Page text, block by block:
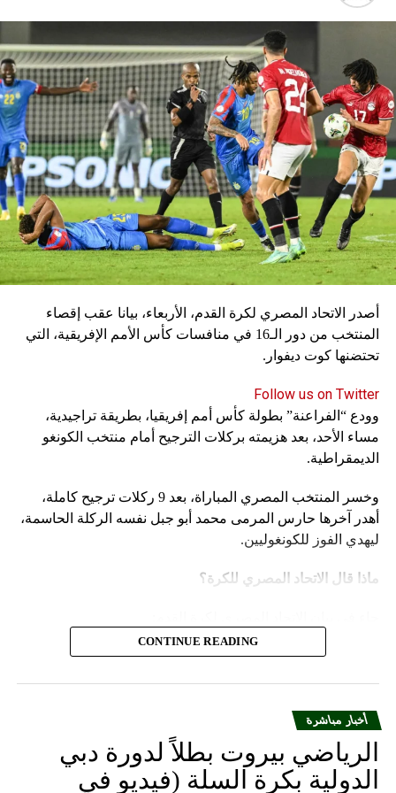
ويواجه توخيل مزيدا من المخاوف بشأن الاختيارات، في حين
يتعافى الظهير الأيسر ألفونسو ديفيز من الإصابة، ويغيب
المهاجمان كينغسلي كومان وسيرج غنابري للإصابة أيضا.
سكاي نيوز
أصدر الاتحاد المصري لكرة القدم، الأربعاء، بيانا عقب إقصاء
المنتخب من دور الـ16 في منافسات كأس الأمم الإفريقية، التي
تحتضنها كوت ديفوار.
Follow us on Twitter
وودع “الفراعنة” بطولة كأس أمم إفريقيا، بطريقة تراجيدية،
مساء الأحد، بعد هزيمته بركلات الترجيح أمام منتخب الكونغو
الديمقراطية.
وخسر المنتخب المصري المباراة، بعد 9 ركلات ترجيح كاملة،
أهدر آخرها حارس المرمى محمد أبو جبل نفسه الركلة الحاسمة،
ليهدي الفوز للكونغوليين.
ماذا قال الاتحاد المصري للكرة؟
يتقدم الاتحاد المصري لكرة القدم بالاعتذار إلى الجماهير
المصرية العظيمة، على ما قدمه المنتخب الوطني لكرة
طموح الجماهير المصرية وأهداف مجلس إدارة الاتحاد
المصري لكرة القدم، الذي قام بالدور المنوط به من تلبية
جميع المتطلبات وتوفير كل السبل الخاصة لإعداد
CONTINUE READING
أخبار مباشرة
الرياضي بيروت بطلاً لدورة دبي
الدولية بكرة السلة (فيديو في